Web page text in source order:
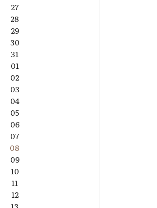
27
28
29
30
31
01
02
03
04
05
06
07
08
09
10
11
12